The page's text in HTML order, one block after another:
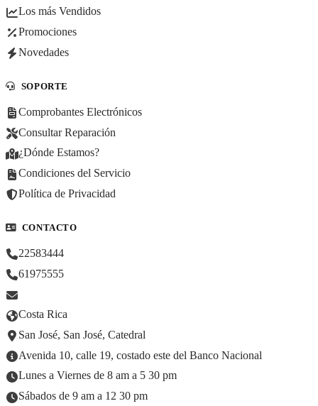
Los más Vendidos
Promociones
Novedades
SOPORTE
Comprobantes Electrónicos
Consultar Reparación
¿Dónde Estamos?
Condiciones del Servicio
Política de Privacidad
CONTACTO
22583444
61975555
Costa Rica
San José, San José, Catedral
Avenida 10, calle 19, costado este del Banco Nacional
Lunes a Viernes de 8 am a 5 30 pm
Sábados de 9 am a 12 30 pm